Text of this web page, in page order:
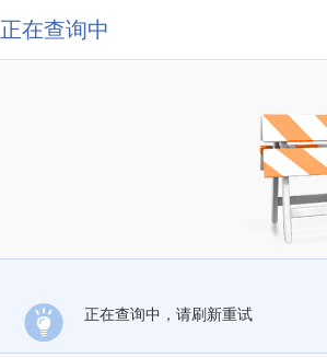
正在查询中
正在查询中，请刷新重试